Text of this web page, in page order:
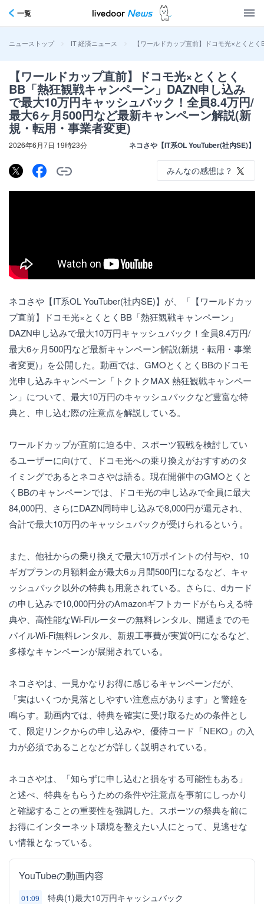
一覧
ニューストップ > IT 経済ニュース > 【ワールドカップ直前】ドコモ光×とくと
【ワールドカップ直前】ドコモ光×とくとく
BB「熱狂観戦キャンペーン」DAZN申し込み
で最大10万円キャッシュバック！全員8.4万円/
最大6ヶ月500円など最新キャンペーン解説(新
規・転用・事業者変更)
2026年6月7日 19時23分 ネコさや【IT系OL YouTuber(社内SE)】
みんなの感想は？
ネコさや【IT系OL YouTuber(社内SE)】が、「【ワールドカッ
プ直前】ドコモ光×とくとくBB「熱狂観戦キャンペーン」
DAZN申し込みで最大10万円キャッシュバック！全員8.4万円/
最大6ヶ月500円など最新キャンペーン解説(新規・転用・事業
者変更)」を公開した。動画では、GMOとくとくBBのドコモ
光申し込みキャンペーン「トクトクMAX 熱狂観戦キャンペー
ン」について、最大10万円のキャッシュバックなど豊富な特
典と、申し込む際の注意点を解説している。
ワールドカップが直前に迫る中、スポーツ観戦を検討してい
るユーザーに向けて、ドコモ光への乗り換えがおすすめのタ
イミングであるとネコさやは語る。現在開催中のGMOとくと
くBBのキャンペーンでは、ドコモ光の申し込みで全員に最大
84,000円、さらにDAZN同時申し込みで8,000円が還元され、
合計で最大10万円のキャッシュバックが受けられるという。
また、他社からの乗り換えで最大10万ポイントの付与や、10
ギガプランの月額料金が最大6ヵ月間500円になるなど、キャ
ッシュバック以外の特典も用意されている。さらに、dカード
の申し込みで10,000円分のAmazonギフトカードがもらえる特
典や、高性能なWi-Fiルーターの無料レンタル、開通までのモ
バイルWi-Fi無料レンタル、新規工事費が実質0円になるなど、
多様なキャンペーンが展開されている。
ネコさやは、一見かなりお得に感じるキャンペーンだが、
「実はいくつか見落としやすい注意点があります」と警鐘を
鳴らす。動画内では、特典を確実に受け取るための条件とし
て、限定リンクからの申し込みや、優待コード「NEKO」の入
力が必須であることなどが詳しく説明されている。
ネコさやは、「知らずに申し込むと損をする可能性もある」
と述べ、特典をもらうための条件や注意点を事前にしっかり
と確認することの重要性を強調した。スポーツの祭典を前に
お得にインターネット環境を整えたい人にとって、見逃せな
い情報となっている。
YouTubeの動画内容
01:09 特典(1)最大10万円キャッシュバック